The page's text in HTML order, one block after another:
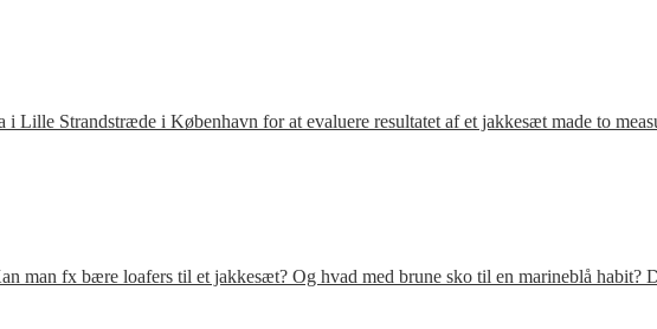
Lille Strandstræde i København for at evaluere resultatet af et jakkesæt made to
man fx bære loafers til et jakkesæt? Og hvad med brune sko til en marineblå